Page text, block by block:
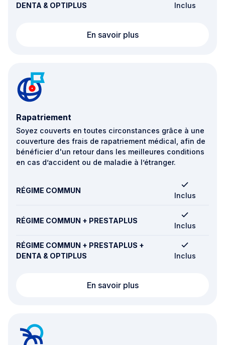
DENTA & OPTIPLUS
Inclus
En savoir plusAssistance mondiale
Rapatriement
Soyez couverts en toutes circonstances grâce à une
couverture des frais de rapatriement médical, afin de
bénéficier d'un retour dans les meilleures conditions
en cas d’accident ou de maladie à l’étranger.
RÉGIME COMMUN
Inclus
RÉGIME COMMUN + PRESTAPLUS
Inclus
RÉGIME COMMUN + PRESTAPLUS +
DENTA & OPTIPLUS
Inclus
En savoir plusRapatriement